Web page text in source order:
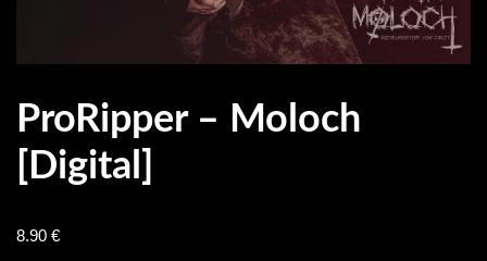
ProRipper – Moloch
[digital]
8.90 €